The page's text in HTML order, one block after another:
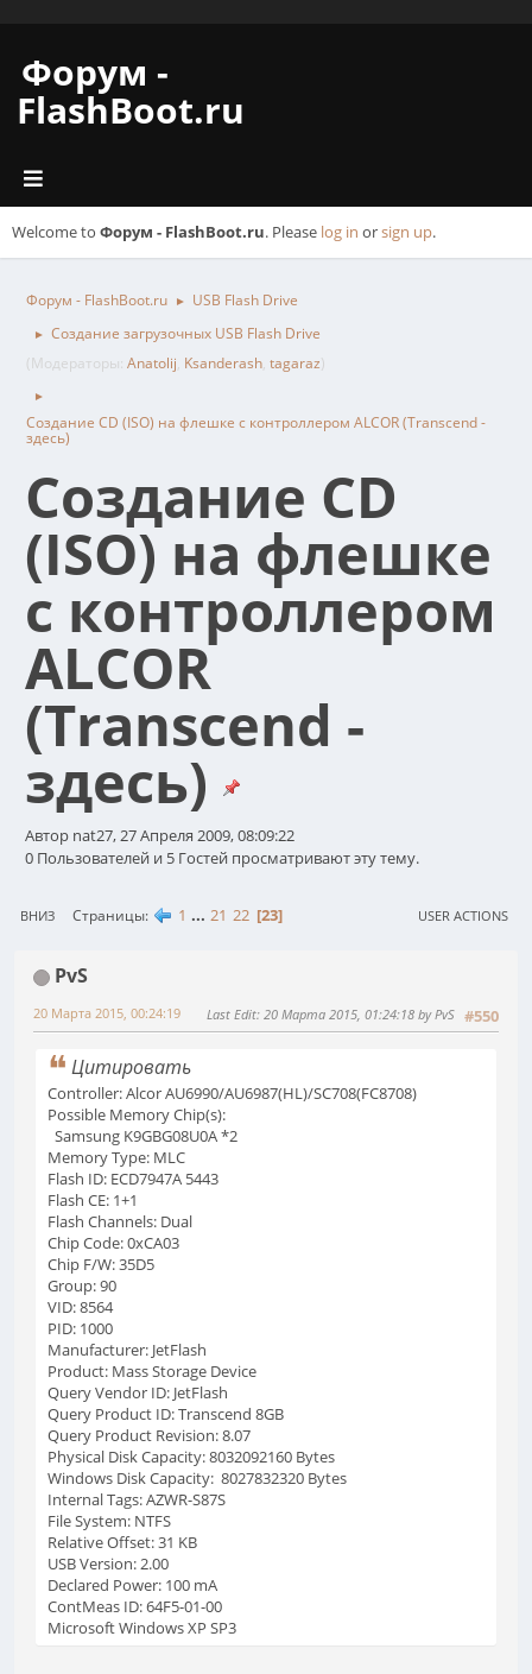
Форум -
FlashBoot.ru
Welcome to Форум - FlashBoot.ru. Please log in orsign up.
Форум - FlashBoot.ru ► USB Flash Drive
►
Создание загрузочных USB Flash Drive
(Модераторы: Anatolij, Ksanderash, tagaraz)
►
Создание CD (ISO) на флешке с контроллером ALCOR (Transcend -
здесь)
Создание CD
(ISO) на флешке
с контроллером
ALCOR
(Transcend -
здесь)
Автор nat27, 27 Апреля 2009, 08:09:22
0 Пользователей и 5 Гостей просматривают эту тему.
ВНИЗ Страницы 1 ... 21 22 23 USER ACTIONS
PvS
#550
20 Марта 2015, 00:24:19 Last Edit: 20 Марта 2015, 01:24:18 by PvS
Цитировать
Controller: Alcor AU6990/AU6987(HL)/SC708(FC8708)
Possible Memory Chip(s):
Samsung K9GBG08U0A *2
Memory Type: MLC
Flash ID: ECD7947A 5443
Flash CE: 1+1
Flash Channels: Dual
Chip Code: 0xCA03
Chip F/W: 35D5
Group: 90
VID: 8564
PID: 1000
Manufacturer: JetFlash
Product: Mass Storage Device
Query Vendor ID: JetFlash
Query Product ID: Transcend 8GB
Query Product Revision: 8.07
Physical Disk Capacity: 8032092160 Bytes
Windows Disk Capacity: 8027832320 Bytes
Internal Tags: AZWR-S87S
File System: NTFS
Relative Offset: 31 KB
USB Version: 2.00
Declared Power: 100 mA
ContMeas ID: 64F5-01-00
Microsoft Windows XP SP3